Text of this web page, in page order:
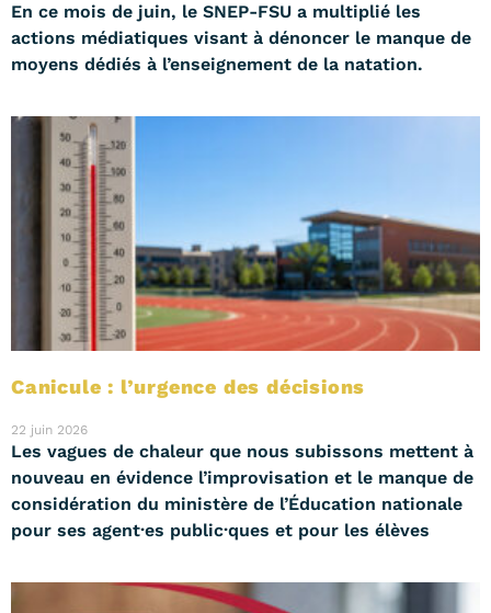
En ce mois de juin, le SNEP-FSU a multiplié les
actions médiatiques visant à dénoncer le manque de
moyens dédiés à l’enseignement de la natation.
Canicule : l’urgence des décisions
22 juin 2026
Les vagues de chaleur que nous subissons mettent à
nouveau en évidence l’improvisation et le manque de
considération du ministère de l’Éducation nationale
pour ses agent·es public·ques et pour les élèves